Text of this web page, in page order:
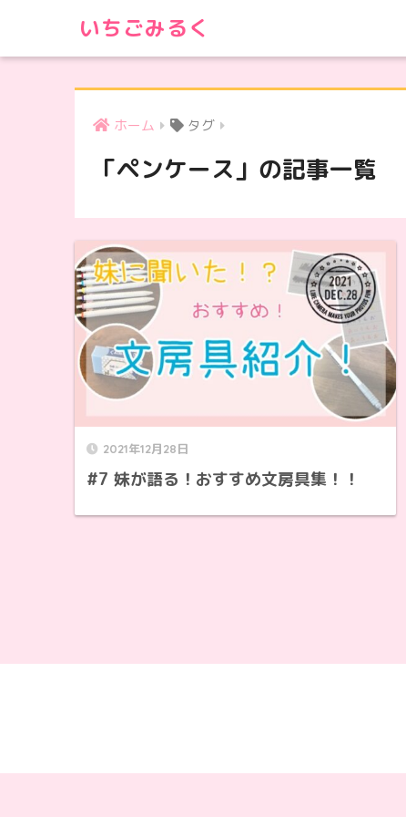
いちごみるく
ホーム タグ
「ペンケース」の記事一覧
2021年12月28日
#7 妹が語る！おすすめ文房具集！！